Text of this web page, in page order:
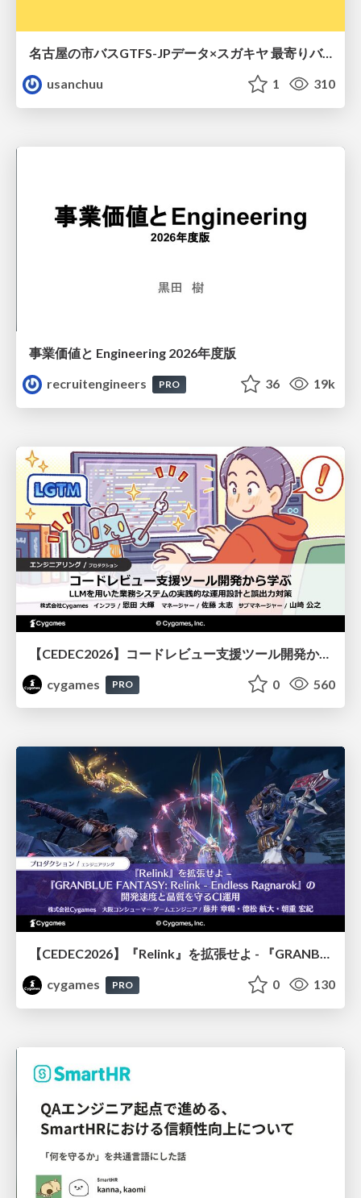
名古屋の市バスGTFS-JPデータ×スガキヤ 最寄りバス停検索をAmazon ElastiCache Serverless for Valkeyで最適化する
usanchuu
1 310
事業価値と Engineering 2026年度版
recruitengineers
PRO 36 19k
【CEDEC2026】コードレビュー支援ツール開発から学ぶ：LLMを用いた業務システムの実践的な運用設計と誤出力対策
cygames
PRO 0 560
【CEDEC2026】『Relink』を拡張せよ - 『GRANBLUE FANTASY: Relink - Endless Ragnarok』の開発速度と品質を守るCI運用
cygames
PRO 0 130